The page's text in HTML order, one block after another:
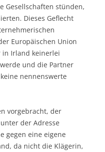
Gesellschaften stünden,
Dieses Geflecht
Europäischen Union
Irland keinerlei
und die Partner
nennenswerte
vorgebracht, der
der Adresse
gegen eine eigene
da nicht die Klägerin,